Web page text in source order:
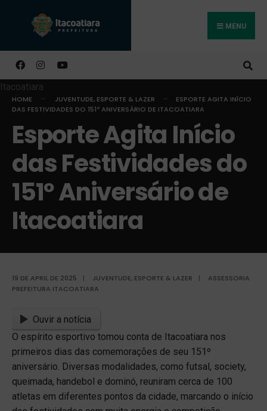
MENU
HOME JUVENTUDE, ESPORTE & LAZER
ESPORTE AGITA INÍCIO
DAS FESTIVIDADES DO 151º ANIVERSÁRIO DE ITACOATIARA
Esporte Agita Início
das Festividades do
151º Aniversário de
Itacoatiara
19 DE APRIL DE 2025 | JUVENTUDE, ESPORTE & LAZER |
ASSESSORIA
PREFEITURA ITACOATIARA
Ouvir a notícia
O espírito esportivo tomou conta de Itacoatiara nos
primeiros dias das comemorações de seu 151º
aniversário. Diversas modalidades, como futsal, society,
queimada, handebol e dominó, reuniram cerca de 100
atletas em diferentes pontos da cidade, marcando o início
Buscar